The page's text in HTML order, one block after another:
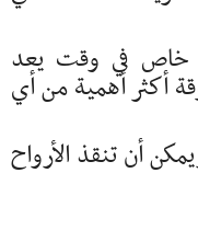
خاص في وقت يعد
أكثر أهمية من أي
أن تنقذ الأرواح